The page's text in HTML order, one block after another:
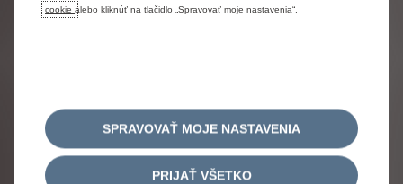
cookie alebo kliknúť na tlačidlo „Spravovať moje nastavenia“.
SPRAVOVAŤ MOJE NASTAVENIA
PRIJAŤ VŠETKO